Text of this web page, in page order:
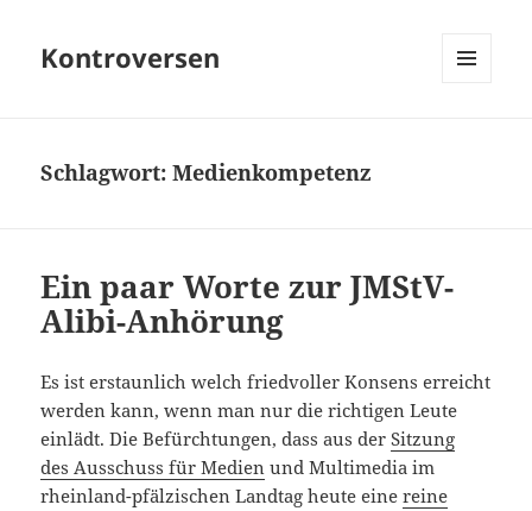
Kontroversen
Schlagwort:Medienkompetenz
Ein paar Worte zur JMStV-
Alibi-Anhörung
Es ist erstaunlich welch friedvoller Konsens erreicht
werden kann, wenn man nur die richtigen Leute
einlädt. Die Befürchtungen, dass aus derSitzung
des Ausschuss für Medien und Multimedia im
rheinland-pfälzischen Landtag heute einereine